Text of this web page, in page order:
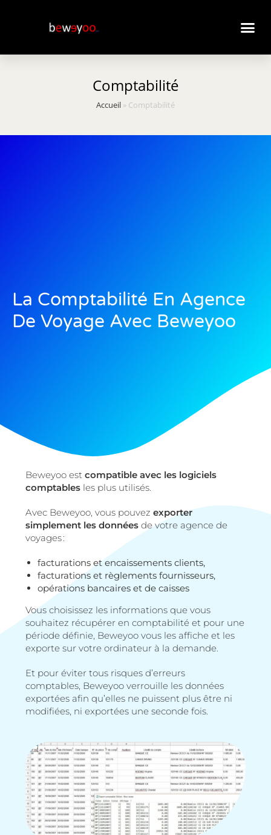
Comptabilité
Accueil » Comptabilité
La Comptabilité En Agence
De Voyage Avec Beweyoo
Beweyoo estcompatible avec les logiciels
comptables les plus utilisés.
Avec Beweyoo, vous pouvezexporter
simplement les données de votre agence de
voyages :
facturations et encaissements clients,
facturations et règlements fournisseurs,
opérations bancaires et de caisses
Vous choisissez les informations que vous
souhaitez récupérer en comptabilité et pour une
période définie, Beweyoo vous les affiche et les
exporte sur votre ordinateur à la demande.
Et pour éviter tous risques d’erreurs
comptables, Beweyoo verrouille les données
exportées afin qu’elles ne puissent plus être ni
modifiées, ni exportées une seconde fois.